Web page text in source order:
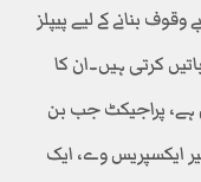
بنانے کے لیے پیپلز
کرتی ہیں۔ان کا
ہے، پراجیکٹ جب بن
ایکسپریس وے، ایک